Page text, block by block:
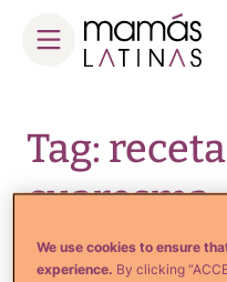
content
Tag:
cuaresma
We use cookies to ensure
experience. By clicking